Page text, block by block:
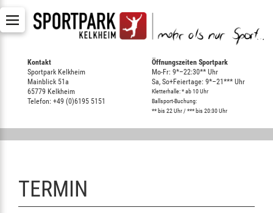
Kontakt
Sportpark Kelkheim
Mainblick 51a
65779 Kelkheim
Telefon: +49 (0)6195 5151
Öffnungszeiten Sportpark
Mo-Fr: 9*–22:30** Uhr
Sa, So+Feiertage: 9*–21*** Uhr
Kletterhalle: * ab 10 Uhr
Ballsport-Buchung:
** bis 22 Uhr / *** bis 20:30 Uhr
TERMIN